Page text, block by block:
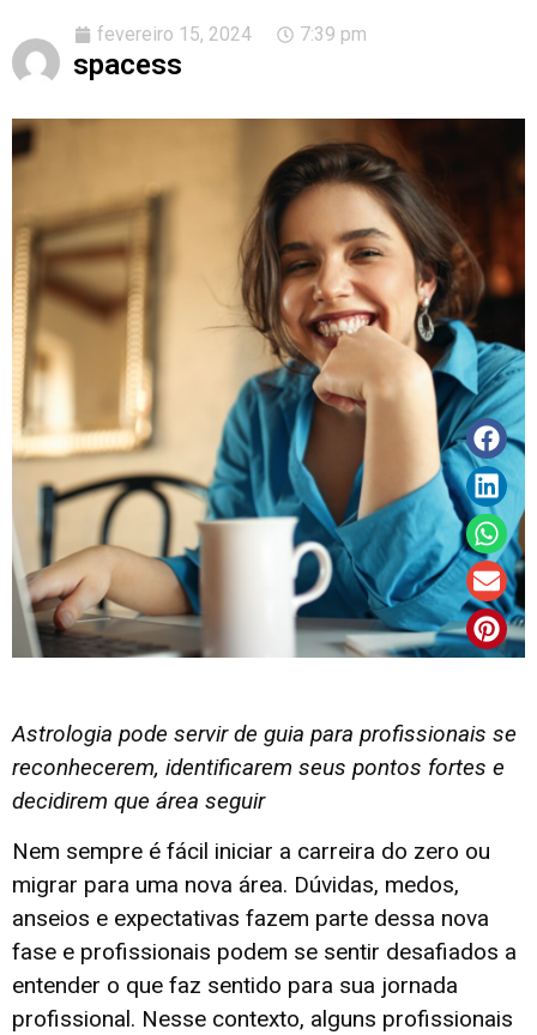
spacess
fevereiro 15, 2024 7:39 pm
Astrologia pode servir de guia para profissionais se
reconhecerem, identificarem seus pontos fortes e
decidirem que área seguir
Nem sempre é fácil iniciar a carreira do zero ou
migrar para uma nova área. Dúvidas, medos,
anseios e expectativas fazem parte dessa nova
fase e profissionais podem se sentir desafiados a
entender o que faz sentido para sua jornada
profissional. Nesse contexto, alguns profissionais